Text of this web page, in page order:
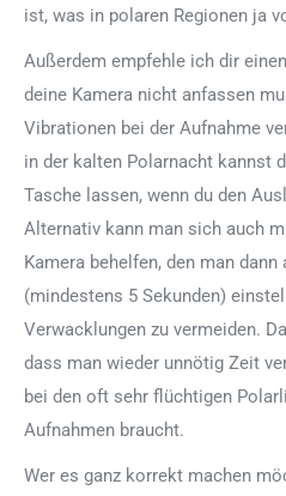
ist, was in polaren Regionen ja
Außerdem empfehle ich dir
deine Kamera nicht anfassen
Vibrationen bei der Aufnahme
in der kalten Polarnacht kannst
Tasche lassen, wenn du den
Alternativ kann man sich auch
Kamera behelfen, den man dann
(mindestens 5 Sekunden)
Verwacklungen zu vermeiden.
dass man wieder unnötig Zeit
bei den oft sehr flüchtigen
Aufnahmen braucht.
Wer es ganz korrekt machen